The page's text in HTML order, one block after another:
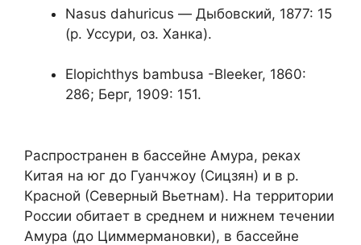
Nasus dahuricus — Дыбовский, 1877: 15
(p. Уссури, оз. Ханка).
Elopichthys bambusa -Bleeker, 1860:
286; Берг, 1909: 151.
Распространен в бассейне Амура, реках
Китая на юг до Гуанчжоу (Сицзян) и в р.
Красной (Северный Вьетнам). На территории
России обитает в среднем и нижнем течении
Амура (до Циммермановки), в бассейне